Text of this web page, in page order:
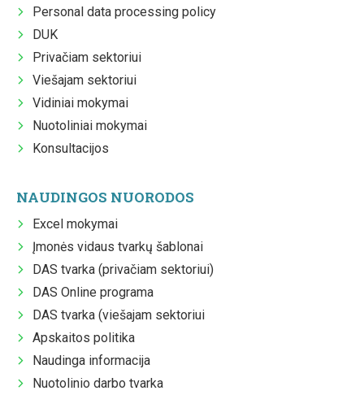
Personal data processing policy
DUK
Privačiam sektoriui
Viešajam sektoriui
Vidiniai mokymai
Nuotoliniai mokymai
Konsultacijos
NAUDINGOS NUORODOS
Excel mokymai
Įmonės vidaus tvarkų šablonai
DAS tvarka (privačiam sektoriui)
DAS Online programa
DAS tvarka (viešajam sektoriui
Apskaitos politika
Naudinga informacija
Nuotolinio darbo tvarka